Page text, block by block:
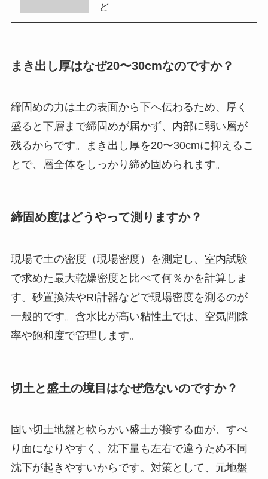
ど
まき出し厚はなぜ20〜30cmなのですか？
締固めの力は土の表面から下へ伝わるため、厚く
盛ると下層まで締固めが届かず、内部に弱い層が
残るからです。まき出し厚を20〜30cmに抑えるこ
とで、層全体をしっかり締め固められます。
締固め度はどうやって測りますか？
現場で土の密度（現場密度）を測定し、室内試験
で求めた最大乾燥密度と比べて何％かを計算しま
す。砂置換法やRI計器などで現場密度を測るのが
一般的です。含水比が高い粘性土では、空気間隙
率や飽和度で管理します。
切土と盛土の境目はなぜ危ないのですか？
固い切土地盤と軟らかい盛土が接する面が、すべ
り面になりやすく、沈下量も左右で違うため不同
沈下が起きやすいからです。対策として、元地盤